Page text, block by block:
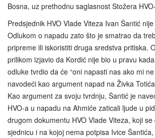
Bosna, uz prethodnu saglasnost Stožera
Predsjednik HVO Vlade Viteza Ivan Šantić
Odlukom o napadu zato što je smatrao da
pripreme ili iskoristiti druga sredstva pritiska.
prilikom izjavio da Kordić nije bio u pravu
odluke tvrdio da će “oni napasti nas ako mi
navodeći kao argument napad na Živka
Kao argument za svoju tvrdnju, Šantić je
HVO-a u napadu na Ahmiće zaticali ljude u
drugom dokumentu HVO Vlade Viteza, koji
sjednicu i na kojoj nema potpisa Ivice